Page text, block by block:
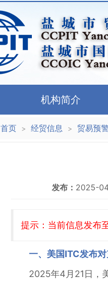
机构简介
首页 > 经贸信息 > 贸易预警
发布： 2025-
提示：当前信息发布
一、美国ITC发布
2025年4月21日，